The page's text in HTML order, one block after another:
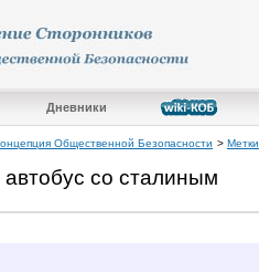
Дневники
Общественной Безопасности > Метки
автобус со сталиным